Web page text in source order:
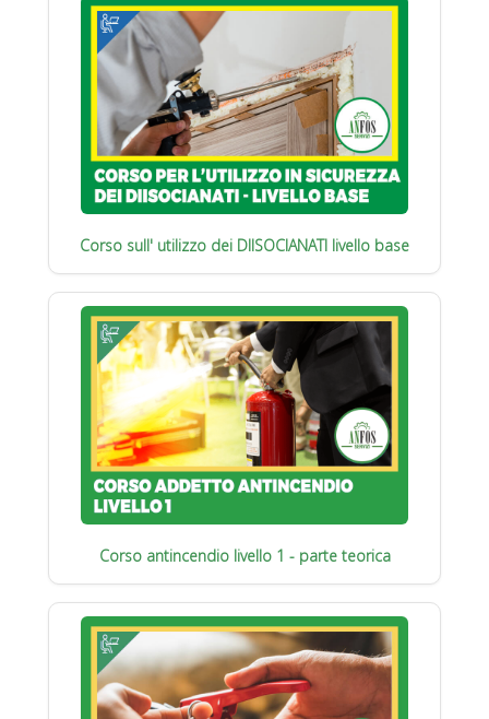
Corso sull' utilizzo dei DIISOCIANATI livello base
Corso antincendio livello 1 - parte teorica